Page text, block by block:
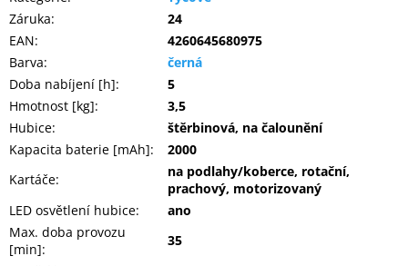
Záruka:
24
EAN:
4260645680975
Barva:
černá
Doba nabíjení [h]:
5
Hmotnost [kg]:
3,5
Hubice:
štěrbinová, na čalounění
Kapacita baterie [mAh]:
2000
Kartáče:
na podlahy/koberce, rotační,
prachový, motorizovaný
LED osvětlení hubice:
ano
Max. doba provozu
[min]:
35